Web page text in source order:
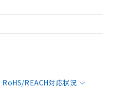
RoHS/REACH対応状況